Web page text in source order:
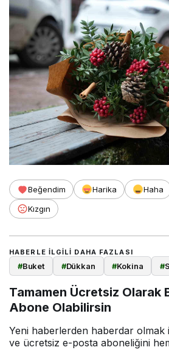
Beğendim Harika Haha
Kızgın
HABERLE ILGILI DAHA FAZLASI
#Buket #Dükkan #Kokina #
Tamamen Ücretsiz Olarak
Abone Olabilirsin
Yeni haberlerden haberdar olmak
ve ücretsiz e-posta aboneliğini